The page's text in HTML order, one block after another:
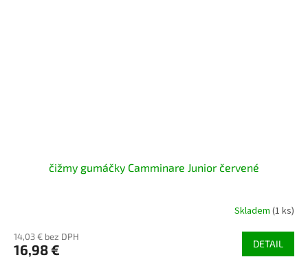
čižmy gumáčky Camminare Junior červené
Skladem (1 ks)
14,03 € bez DPH
16,98 € DETAIL